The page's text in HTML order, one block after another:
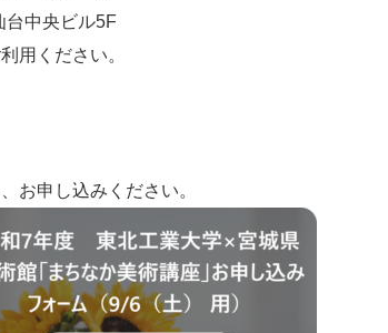
台中央ビル5F
用ください。
お申し込みください。